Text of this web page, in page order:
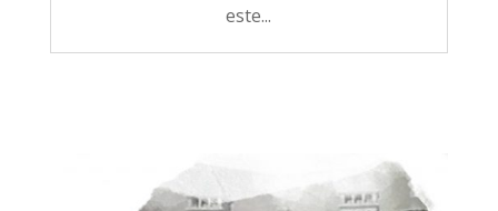
este...